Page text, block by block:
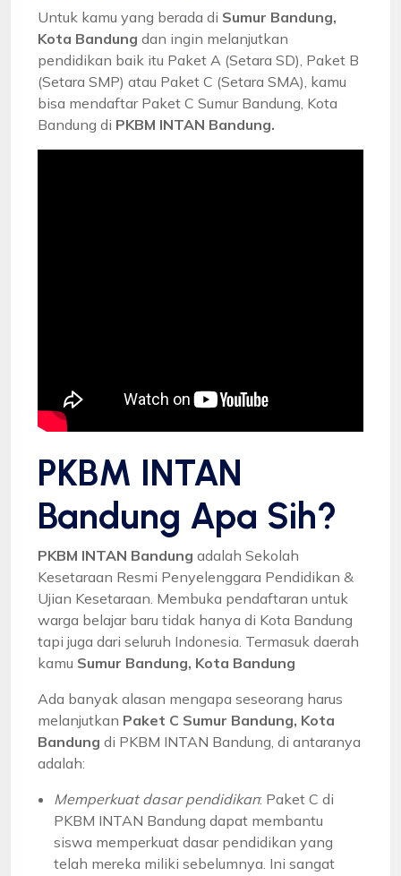
Untuk kamu yang berada di Sumur Bandung,
Kota Bandung dan ingin melanjutkan
pendidikan baik itu Paket A (Setara SD), Paket B
(Setara SMP) atau Paket C (Setara SMA), kamu
bisa mendaftar Paket C Sumur Bandung, Kota
Bandung di PKBM INTAN Bandung.
PKBM INTAN
Bandung Apa Sih?
PKBM INTAN Bandung adalah Sekolah
Kesetaraan Resmi Penyelenggara Pendidikan &
Ujian Kesetaraan. Membuka pendaftaran untuk
warga belajar baru tidak hanya di Kota Bandung
tapi juga dari seluruh Indonesia. Termasuk daerah
kamu Sumur Bandung, Kota Bandung
Ada banyak alasan mengapa seseorang harus
melanjutkan Paket C Sumur Bandung, Kota
Bandung di PKBM INTAN Bandung, di antaranya
adalah:
Memperkuat dasar pendidikan: Paket C di
PKBM INTAN Bandung dapat membantu
siswa memperkuat dasar pendidikan yang
telah mereka miliki sebelumnya. Ini sangat